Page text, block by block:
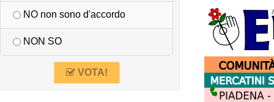
NO non sono d'accordo
NON SO
VOTA!